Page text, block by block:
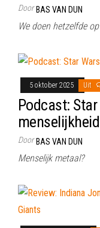
Door BAS VAN DUN
We doen hetzelfde
5 oktober 2025 Uit
Podcast:
Door BAS VAN DUN
Menselijk metaal?